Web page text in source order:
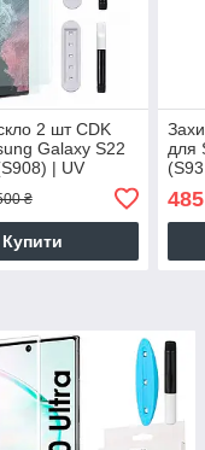
2 шт CDK
Galaxy S22
| UV
₴
Купити
для
485